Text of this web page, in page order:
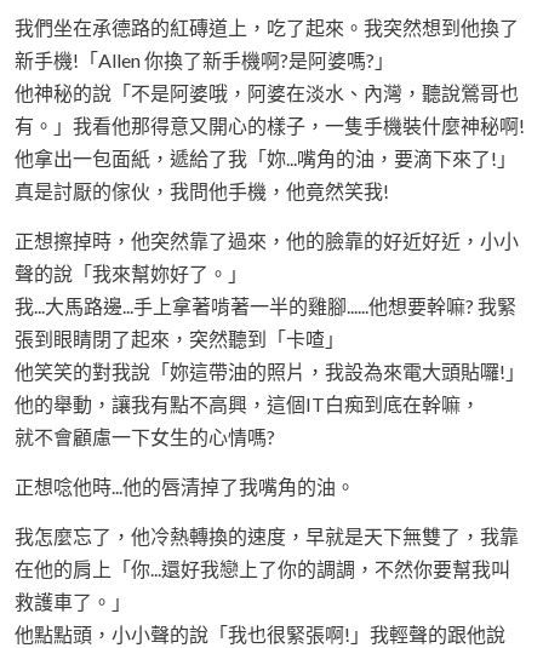
我們坐在承德路的紅磚道上，吃了起來。我突然想到他換了
新手機!「Allen 你換了新手機啊?是阿婆嗎?」
他神秘的說「不是阿婆哦，阿婆在淡水、內灣，聽說鶯哥也
有。」我看他那得意又開心的樣子，一隻手機裝什麼神秘啊!
他拿出一包面紙，遞給了我「妳...嘴角的油，要滴下來了!」
真是討厭的傢伙，我問他手機，他竟然笑我!
正想擦掉時，他突然靠了過來，他的臉靠的好近好近，小小
聲的說「我來幫妳好了。」
我...大馬路邊...手上拿著啃著一半的雞腳......他想要幹嘛? 我緊
張到眼睛閉了起來，突然聽到「卡喳」
他笑笑的對我說「妳這帶油的照片，我設為來電大頭貼囉!」
他的舉動，讓我有點不高興，這個IT白痴到底在幹嘛，
就不會顧慮一下女生的心情嗎?
正想唸他時...他的唇清掉了我嘴角的油。
我怎麼忘了，他冷熱轉換的速度，早就是天下無雙了，我靠
在他的肩上「你...還好我戀上了你的調調，不然你要幫我叫
救護車了。」
他點點頭，小小聲的說「我也很緊張啊!」我輕聲的跟他說